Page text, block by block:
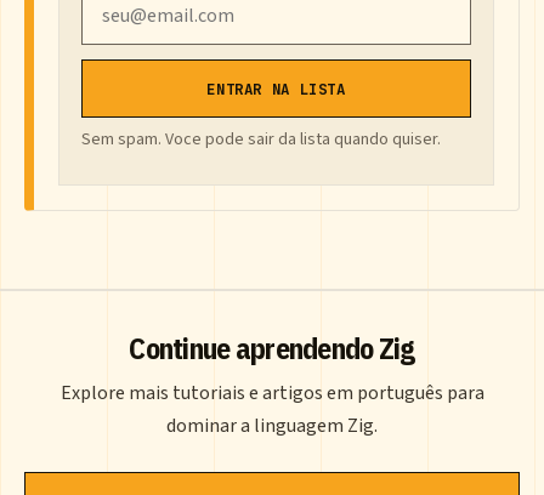
ENTRAR NA LISTA
Sem spam. Voce pode sair da lista quando quiser.
Continue aprendendo Zig
Explore mais tutoriais e artigos em português para
dominar a linguagem Zig.